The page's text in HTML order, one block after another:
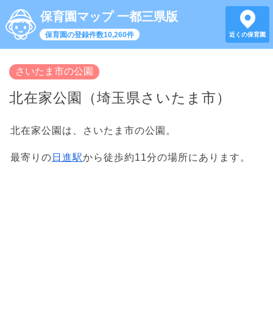
保育園マップ 一都三県版
保育園の登録件数10,260件 近くの保育園
さいたま市の公園
北在家公園（埼玉県さいたま市）
北在家公園は、さいたま市の公園。
最寄りの 日進駅から徒歩約11分の場所にあります。